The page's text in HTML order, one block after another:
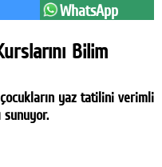
WhatsApp
Bilim
yaz tatilini verimli